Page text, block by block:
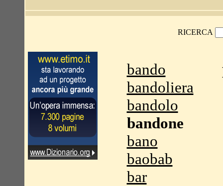
RICERCA
bando
bandoliera
bandolo
bandone
bano
baobab
bar